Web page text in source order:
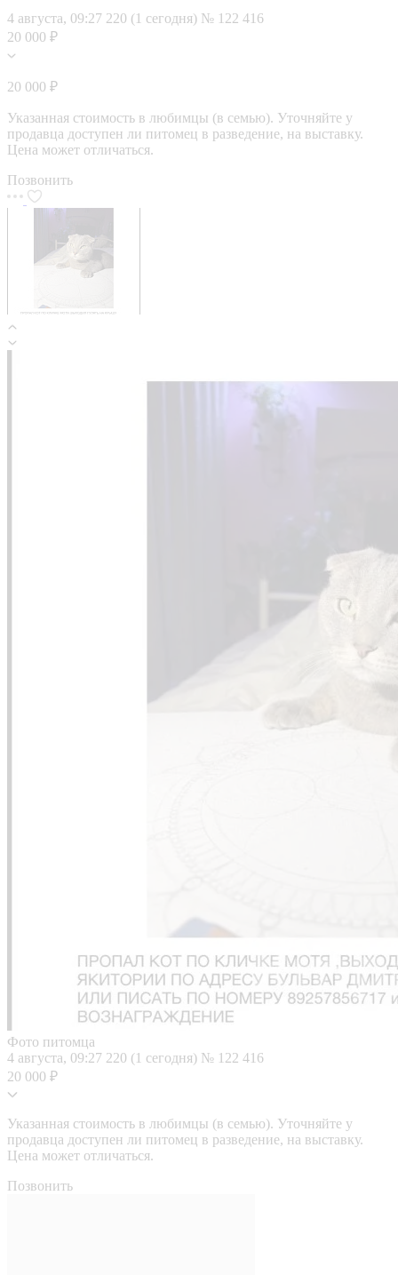
4 августа, 09:27 220 (1 сегодня) № 122 416
20 000 ₽
20 000 ₽
Указанная стоимость в любимцы (в семью). Уточняйте у
продавца доступен ли питомец в разведение, на выставку.
Цена может отличаться.
Позвонить
Фото питомца
4 августа, 09:27 220 (1 сегодня) № 122 416
20 000 ₽
Указанная стоимость в любимцы (в семью). Уточняйте у
продавца доступен ли питомец в разведение, на выставку.
Цена может отличаться.
Позвонить